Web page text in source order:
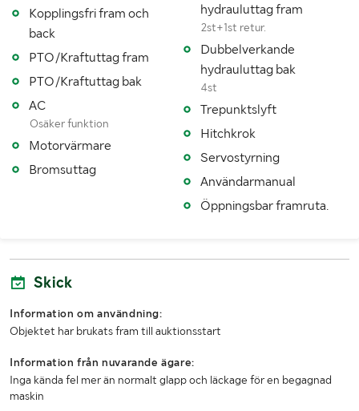
Maxhastighet (km/h)
Klassificering Traktor A (max 40 km/h)
Snabbgående
Drivmedel
Dimensioner däck fram 360/80R24
440/80R34
Antal nycklar
Fordonsstatus
Senaste godkända besiktning
Kopplingsfri fram och
back
PTO/Kraftuttag fram
PTO/Kraftuttag bak
AC
Osäker funktion
Motorvärmare
Bromsuttag
hydrauluttag fram
2st+1st retur.
Dubbelverkande
hydrauluttag bak
4st
Trepunktslyft
Hitchkrok
Servostyrning
Användarmanual
Öppningsbar framruta.
Skick
Information om användning:
Objektet har brukats fram till auktionsstart
Information från nuvarande ägare:
Inga kända fel mer än normalt glapp och läckage för en begagnad
maskin